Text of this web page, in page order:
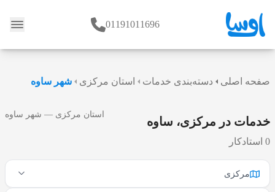
وبلاگ 01191011696
صفحه اصلی دسته‌بندی خدمات استان مرکزی شهر ساوه
خدمات در مرکزی، ساوه
0 استادکار
استان مرکزی — شهر ساوه
مرکزی